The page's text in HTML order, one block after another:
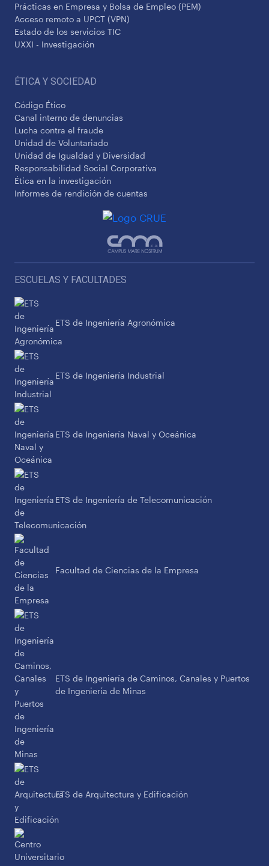
Prácticas en Empresa y Bolsa de Empleo (PEM)
Acceso remoto a UPCT (VPN)
Estado de los servicios TIC
UXXI - Investigación
ÉTICA Y SOCIEDAD
Código Ético
Canal interno de denuncias
Lucha contra el fraude
Unidad de Voluntariado
Unidad de Igualdad y Diversidad
Responsabilidad Social Corporativa
Ética en la investigación
Informes de rendición de cuentas
ESCUELAS Y FACULTADES
ETS de Ingeniería Agronómica
ETS de Ingeniería Industrial
ETS de Ingeniería Naval y Oceánica
ETS de Ingeniería de Telecomunicación
Facultad de Ciencias de la Empresa
ETS de Ingeniería de Caminos, Canales y Puertos
de Ingeniería de Minas
ETS de Arquitectura y Edificación